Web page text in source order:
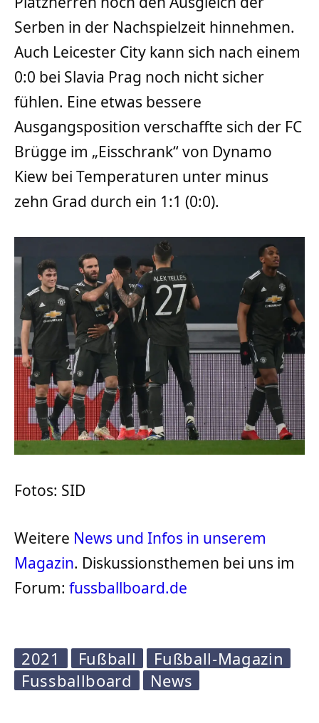
Serben in der Nachspielzeit hinnehmen.
Auch Leicester City kann sich nach einem
0:0 bei Slavia Prag noch nicht sicher
fühlen. Eine etwas bessere
Ausgangsposition verschaffte sich der FC
Brügge im „Eisschrank“ von Dynamo
Kiew bei Temperaturen unter minus
zehn Grad durch ein 1:1 (0:0).
Fotos: SID
Weitere News und Infos in unserem
Magazin. Diskussionsthemen bei uns im
Forum: fussballboard.de
2021 Fußball
Fußball-Magazin
Fussballboard
News